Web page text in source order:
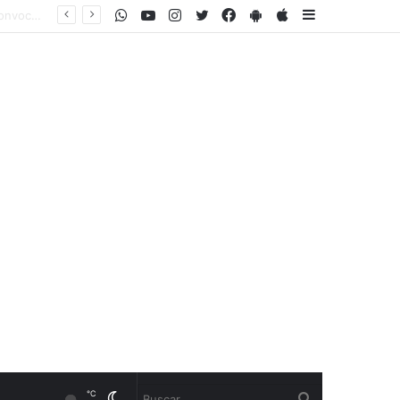
AppStore
PlayStore
Facebook
Twitter
Instagram
Youtube
WhatsApp
℃